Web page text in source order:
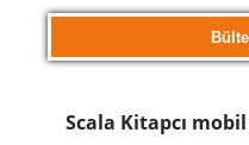
Scala Kitapcı